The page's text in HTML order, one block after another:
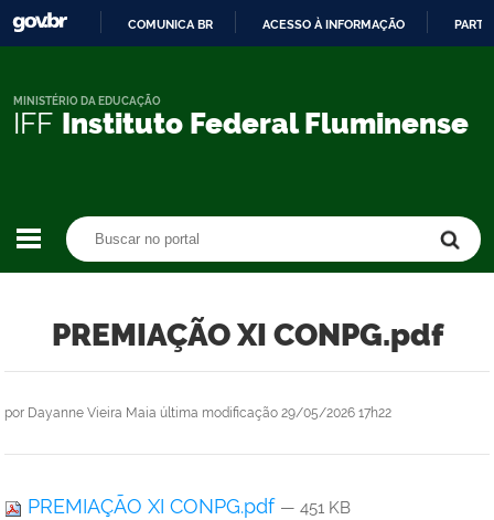
CONTEÚDO
COMUNICA BR ACESSO À INFORMAÇÃO
IFF Instituto Federal Fluminense
MINISTÉRIO DA EDUCAÇÃO
PREMIAÇÃO XI CONPG.pdf
por Dayanne Vieira Maia última modificação 29/05/2026 17h22
PREMIAÇÃO XI CONPG.pdf — 451 KB